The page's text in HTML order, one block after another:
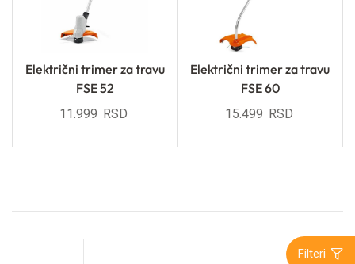
Filteri
Električni trimer za travu
FSE 52
11.999 RSD
Električni trimer za travu
FSE 60
15.499 RSD